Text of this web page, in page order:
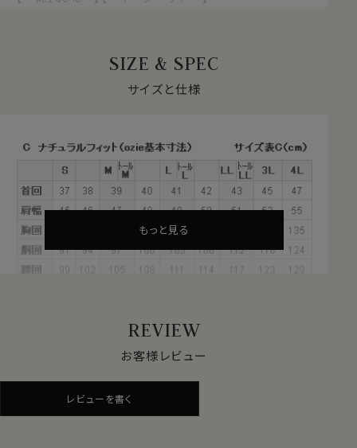
●アイスコットンとは？
綿100％でありながら特殊な技術により身体の熱を吸い
涼感素材には合繊混紡素材が多く用いられますが、この
生地は天然繊維＝綿100％。
もともと吸湿性に優れた綿100％ですが、この生地は糸
そのものに加工を施すのではなく、特殊な技術で撚るこ
とにより、ひんやりタッチを実現。
合繊素材が苦手な方におすすめしたい涼感素材です。
通気性がよく、汗をかいたときに肌離れのいいパナマ織の
ストライプ生地を使用。
アイスコットンとパナマ織の組み合わせは、最強の涼感素
材といっても過言ではない、暑い夏に最適な素材です。
SIZE & SPEC
サイズと仕様
もっと見る
REVIEW
お客様レビュー
レビューを書く